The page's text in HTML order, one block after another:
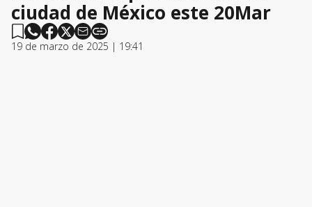
ciudad de México este 20Mar
19 de marzo de 2025 | 19:41